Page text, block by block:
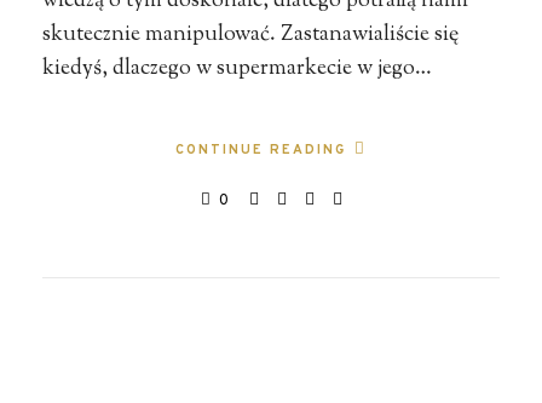
skutecznie manipulować. Zastanawialiście się
kiedyś, dlaczego w supermarkecie w jego…
CONTINUE READING
0